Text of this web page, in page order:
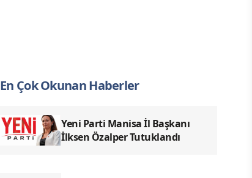
En Çok Okunan Haberler
Yeni Parti Manisa İl Başkanı
İlksen Özalper Tutuklandı